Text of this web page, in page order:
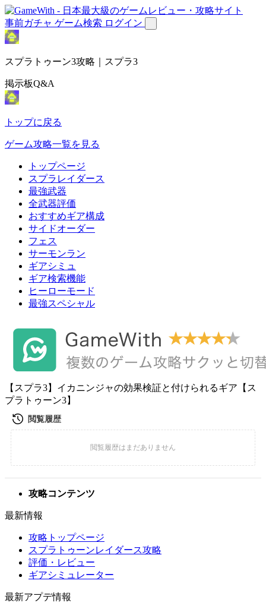
事前ガチャ ゲーム検索 ログイン
スプラトゥーン3攻略｜スプラ3
掲示板Q&A
トップに戻る
ゲーム攻略一覧を見る
トップページ
スプラレイダース
最強武器
全武器評価
おすすめギア構成
サイドオーダー
フェス
サーモンラン
ギアシミュ
ギア検索機能
ヒーローモード
最強スペシャル
【スプラ3】イカニンジャの効果検証と付けられるギア【ス
プラトゥーン3】
攻略コンテンツ
最新情報
攻略トップページ
スプラトゥーンレイダース攻略
評価・レビュー
ギアシミュレーター
最新アプデ情報